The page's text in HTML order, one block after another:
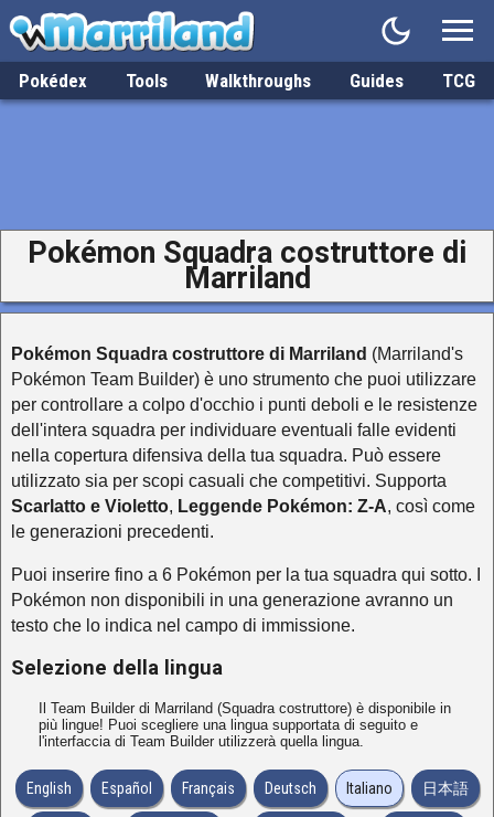
Pokédex Tools Walkthroughs Guides TCG
Pokémon Squadra costruttore di
Marriland
Pokémon Squadra costruttore di Marriland (Marriland's
Pokémon Team Builder) è uno strumento che puoi utilizzare
per controllare a colpo d'occhio i punti deboli e le resistenze
dell'intera squadra per individuare eventuali falle evidenti
nella copertura difensiva della tua squadra. Può essere
utilizzato sia per scopi casuali che competitivi. Supporta
Scarlatto e Violetto, Leggende Pokémon: Z-A, così come
le generazioni precedenti.
Puoi inserire fino a 6 Pokémon per la tua squadra qui sotto. I
Pokémon non disponibili in una generazione avranno un
testo che lo indica nel campo di immissione.
Selezione della lingua
Il Team Builder di Marriland (Squadra costruttore) è disponibile in
più lingue! Puoi scegliere una lingua supportata di seguito e
l'interfaccia di Team Builder utilizzerà quella lingua.
English Español Français Deutsch Italiano 日本語